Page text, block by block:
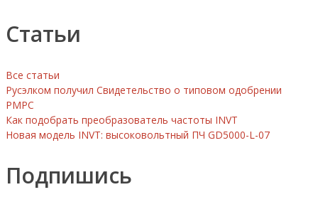
Статьи
Все статьи
Русэлком получил Свидетельство о типовом одобрении
РМРС
Как подобрать преобразователь частоты INVT
Новая модель INVT: высоковольтный ПЧ GD5000-L-07
Подпишись